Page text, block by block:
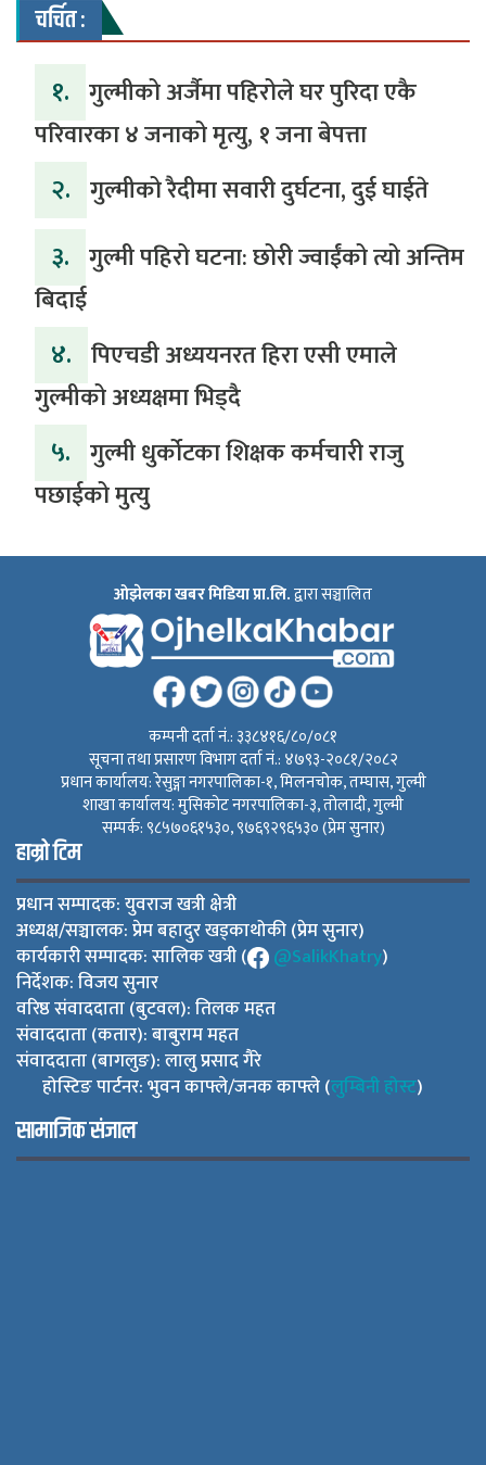
चर्चित :
१. गुल्मीको अर्जैमा पहिरोले घर पुरिदा एकै
परिवारका ४ जनाको मृत्यु, १ जना बेपत्ता
२. गुल्मीको रैदीमा सवारी दुर्घटना, दुई घाईते
३. गुल्मी पहिरो घटना: छोरी ज्वाईंको त्यो अन्तिम
बिदाई
४. पिएचडी अध्ययनरत हिरा एसी एमाले
गुल्मीको अध्यक्षमा भिड्दै
५. गुल्मी धुर्कोटका शिक्षक कर्मचारी राजु
पछाईको मुत्यु
ओझेलका खबर मिडिया प्रा.लि.द्वारा सञ्चालित
कम्पनी दर्ता नं.: ३३८४१६/८०/०८१
सूचना तथा प्रसारण विभाग दर्ता नं.: ४७९३-२०८१/२०८२
प्रधान कार्यालय: रेसुङ्गा नगरपालिका-१, मिलनचोक, तम्घास, गुल्मी
शाखा कार्यालय: मुसिकोट नगरपालिका-३, तोलादी, गुल्मी
सम्पर्क: ९८५७०६१५३०, ९७६९२९६५३० (प्रेम सुनार)
हाम्रो टिम
प्रधान सम्पादक: युवराज खत्री क्षेत्री
अध्यक्ष/सञ्चालक: प्रेम बहादुर खड्काथोकी (प्रेम सुनार)
कार्यकारी सम्पादक: सालिक खत्री (
@SalikKhatry)
निर्देशक: विजय सुनार
वरिष्ठ संवाददाता (बुटवल): तिलक महत
संवाददाता (कतार): बाबुराम महत
संवाददाता (बागलुङ): लालु प्रसाद गैरे
होस्टिङ पार्टनर: भुवन काफ्ले/जनक काफ्ले (लुम्बिनी होस्ट)
सामाजिक संजाल